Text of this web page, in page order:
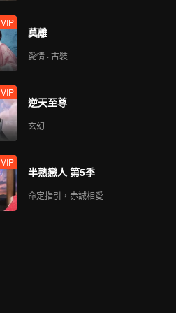
VIP
莫離
愛情 · 古裝
VIP
逆天至尊
玄幻
VIP
半熟戀人 第5季
命定指引，赤誠相愛